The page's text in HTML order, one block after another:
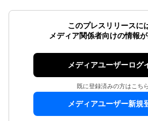
このプレスリリースに
メディア関係者向けの情報
メディアユーザーログ
既に登録済みの方はこちら
メディアユーザー新規